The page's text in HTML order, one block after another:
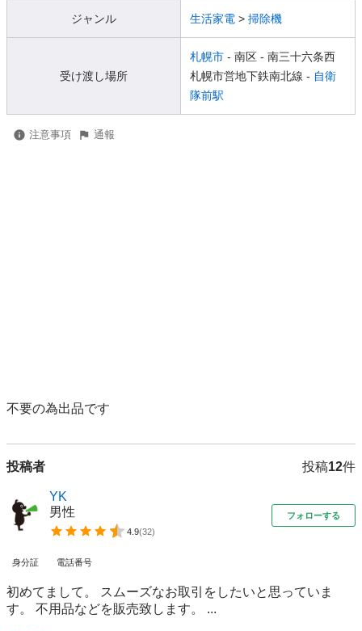
ジャンル 生活家電 > 掃除機
受け渡し場所
札幌市 - 南区 - 南三十六条西
札幌市営地下鉄南北線 - 自衛
隊前駅
注意事項 通報
不要の為出品です
投稿者 投稿12件
YK
男性
4.9(32)
フォローする
身分証 電話番号
初めてまして。 スムーズなお取引をしたいと思っていま
す。 不用品などを販売致します。 ...